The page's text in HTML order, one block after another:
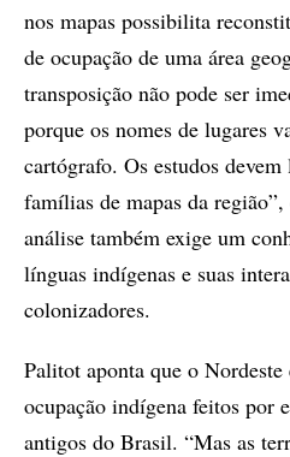
nos mapas possibilita
de ocupação de uma área
transposição não pode ser
porque os nomes de lugares
cartógrafo. Os estudos
famílias de mapas da
análise também exige um
línguas indígenas e suas
colonizadores.
Palitot aponta que o
ocupação indígena feitos por
antigos do Brasil. “Mas as